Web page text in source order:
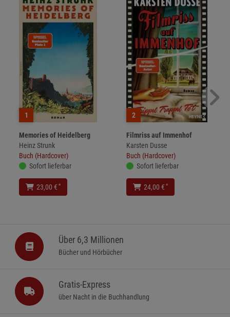
1
Memories of Heidelberg
Heinz Strunk
Buch (Hardcover)
Sofort lieferbar
23,00 € *
2
Filmriss auf Immenhof
Karsten Dusse
Buch (Hardcover)
Sofort lieferbar
24,00 € *
Über 6,3 Millionen
Bücher und Hörbücher
Gratis-Express
über Nacht in die Buchhandlung